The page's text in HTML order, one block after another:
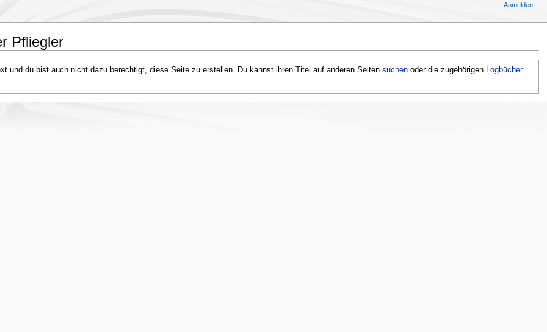
Pfliegler
und du bist auch nicht dazu berechtigt, diese Seite zu erstellen. Du kannst ihren Titel auf anderen Seitensuchen oder die zugehörigen Logbücher
Anmelden